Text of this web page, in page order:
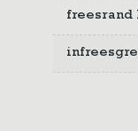
freesrand